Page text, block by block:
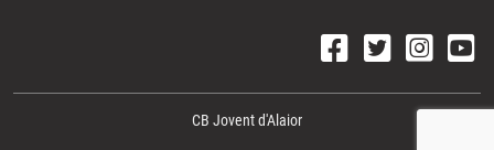
CB Jovent d'Alaior